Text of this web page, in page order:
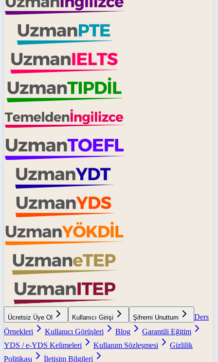
Ücretsiz Üye Ol Kullanıcı Girişi Şifremi Unuttum
Ders
Örnekleri
Kullanıcı Görüşleri Blog
Garantili Eğitim
YDS / e-YDS Kelimeleri
Kullanım Sözleşmesi
Gizlilik
Politikası
İletişim Bilgileri